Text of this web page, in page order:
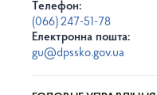
Телефон:
(066) 247-51-78
Електронна пошта:
gu@dpssko.gov.ua